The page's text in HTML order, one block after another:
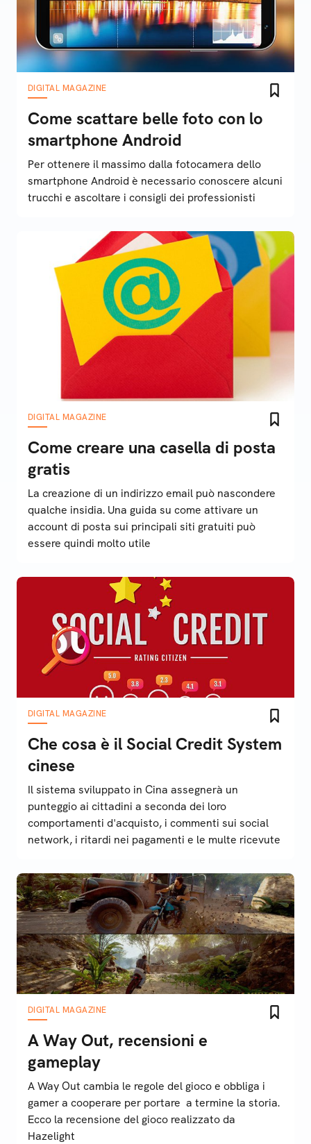
DIGITAL MAGAZINE
Come scattare belle foto con lo
smartphone Android
Per ottenere il massimo dalla fotocamera dello
smartphone Android è necessario conoscere alcuni
trucchi e ascoltare i consigli dei professionisti
DIGITAL MAGAZINE
Come creare una casella di posta
gratis
La creazione di un indirizzo email può nascondere
qualche insidia. Una guida su come attivare un
account di posta sui principali siti gratuiti può
essere quindi molto utile
DIGITAL MAGAZINE
Che cosa è il Social Credit System
cinese
Il sistema sviluppato in Cina assegnerà un
punteggio ai cittadini a seconda dei loro
comportamenti d'acquisto, i commenti sui social
network, i ritardi nei pagamenti e le multe ricevute
DIGITAL MAGAZINE
A Way Out, recensioni e
gameplay
A Way Out cambia le regole del gioco e obbliga i
gamer a cooperare per portare a termine la storia.
Ecco la recensione del gioco realizzato da
Hazelight